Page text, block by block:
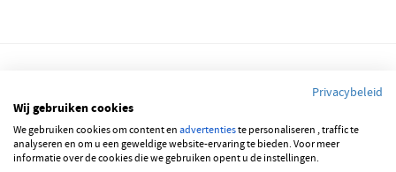
© 2026 JOBBSQUARE
NEDERLANDS FRANÇAIS
Privacybeleid
Wij gebruiken cookies
We gebruiken cookies om content en advertentieste personaliseren , traffic te
analyseren en om u een geweldige website-ervaring te bieden. Voor meer
informatie over de cookies die we gebruiken opent u de instellingen.